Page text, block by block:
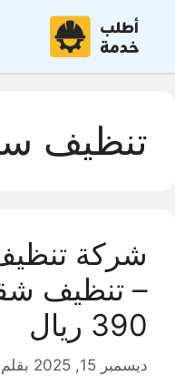
المحتوى
تنظيف
شركة
– تنظيف
390 ريال
ديسمبر 15, 2025 بقلم